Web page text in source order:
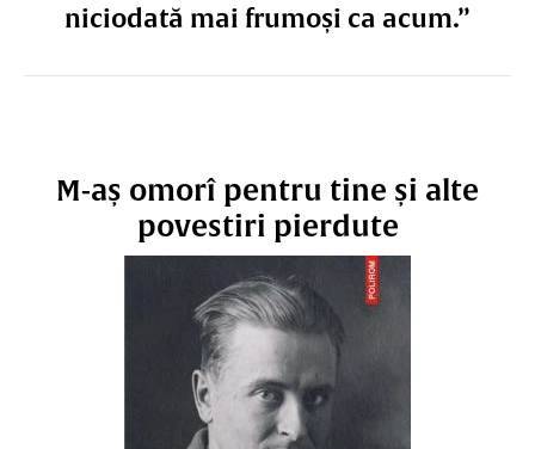
niciodată mai frumoși ca acum.”
M-aș omorî pentru tine și alte
povestiri pierdute